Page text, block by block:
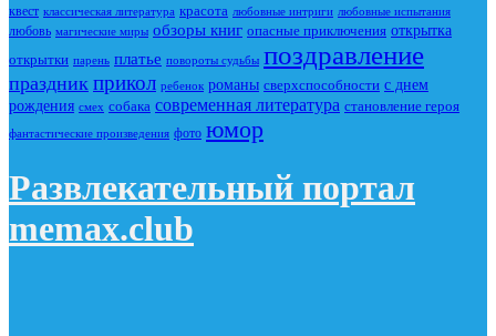
квест классическая литература красота любовные интриги любовные испытания
любовь магические миры обзоры книг опасные приключения открытка
открытки парень платье повороты судьбы поздравление
праздник прикол ребенок романы сверхспособности с днем
рождения смех собака современная литература становление героя
фантастические произведения фото юмор
Развлекательный портал
memax.club